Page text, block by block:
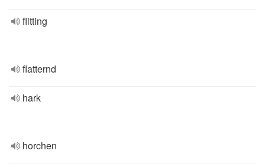
flitting
flatternd
hark
horchen